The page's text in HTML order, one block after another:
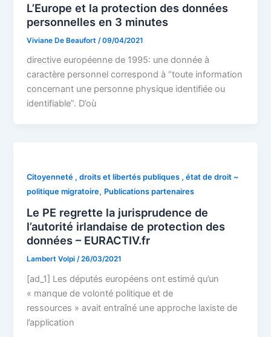
L’Europe et la protection des données
personnelles en 3 minutes
Viviane De Beaufort /09/04/2021
directive européenne de 1995: une donnée à
caractère personnel correspond à “toute information
concernant une personne physique identifiée ou
identifiable”. D’où
Citoyenneté , droits et libertés publiques , état de droit ~
politique migratoire, Publications partenaires
Le PE regrette la jurisprudence de
l’autorité irlandaise de protection des
données – EURACTIV.fr
Lambert Volpi/26/03/2021
[ad_1] Les députés européens ont estimé qu’un
« manque de volonté politique et de
ressources » avait entraîné une approche laxiste de
l’application